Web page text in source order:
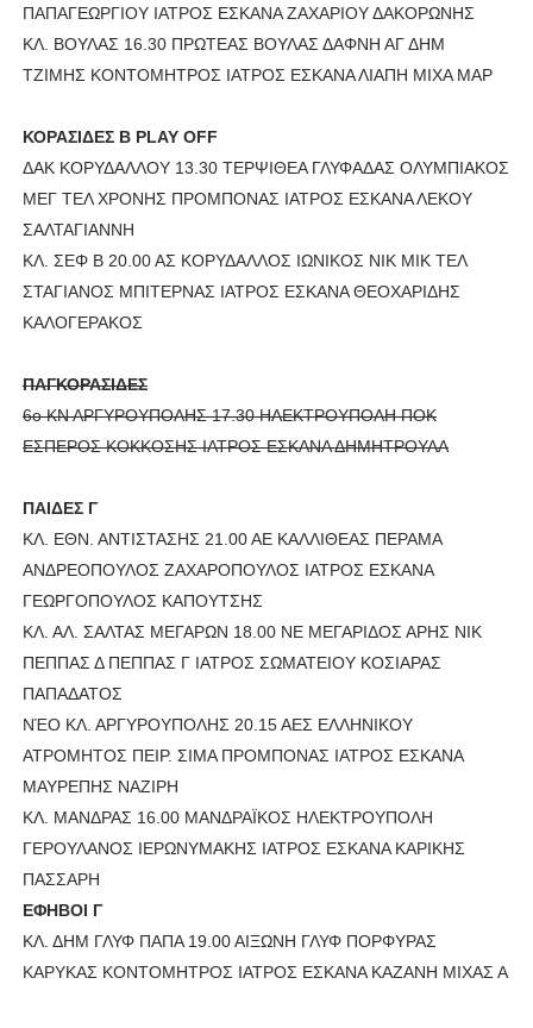
ΠΑΠΑΓΕΩΡΓΙΟΥ ΙΑΤΡΟΣ ΕΣΚΑΝΑ ΖΑΧΑΡΙΟΥ ΔΑΚΟΡΩΝΗΣ
ΚΛ. ΒΟΥΛΑΣ 16.30 ΠΡΩΤΕΑΣ ΒΟΥΛΑΣ ΔΑΦΝΗ ΑΓ ΔΗΜ
ΤΖΙΜΗΣ ΚΟΝΤΟΜΗΤΡΟΣ ΙΑΤΡΟΣ ΕΣΚΑΝΑ ΛΙΑΠΗ ΜΙΧΑ ΜΑΡ
ΚΟΡΑΣΙΔΕΣ Β PLAY OFF
ΔΑΚ ΚΟΡΥΔΑΛΛΟΥ 13.30 ΤΕΡΨΙΘΕΑ ΓΛΥΦΑΔΑΣ ΟΛΥΜΠΙΑΚΟΣ
ΜΕΓ ΤΕΛ ΧΡΟΝΗΣ ΠΡΟΜΠΟΝΑΣ ΙΑΤΡΟΣ ΕΣΚΑΝΑ ΛΕΚΟΥ
ΣΑΛΤΑΓΙΑΝΝΗ
ΚΛ. ΣΕΦ Β 20.00 ΑΣ ΚΟΡΥΔΑΛΛΟΣ ΙΩΝΙΚΟΣ ΝΙΚ ΜΙΚ ΤΕΛ
ΣΤΑΓΙΑΝΟΣ ΜΠΙΤΕΡΝΑΣ ΙΑΤΡΟΣ ΕΣΚΑΝΑ ΘΕΟΧΑΡΙΔΗΣ
ΚΑΛΟΓΕΡΑΚΟΣ
ΠΑΓΚΟΡΑΣΙΔΕΣ
6ο ΚΝ ΑΡΓΥΡΟΥΠΟΛΗΣ 17.30 ΗΛΕΚΤΡΟΥΠΟΛΗ ΠΟΚ
ΕΣΠΕΡΟΣ ΚΟΚΚΟΣΗΣ ΙΑΤΡΟΣ ΕΣΚΑΝΑ ΔΗΜΗΤΡΟΥΛΑ
ΠΑΙΔΕΣ Γ
ΚΛ. ΕΘΝ. ΑΝΤΙΣΤΑΣΗΣ 21.00 ΑΕ ΚΑΛΛΙΘΕΑΣ ΠΕΡΑΜΑ
ΑΝΔΡΕΟΠΟΥΛΟΣ ΖΑΧΑΡΟΠΟΥΛΟΣ ΙΑΤΡΟΣ ΕΣΚΑΝΑ
ΓΕΩΡΓΟΠΟΥΛΟΣ ΚΑΠΟΥΤΣΗΣ
ΚΛ. ΑΛ. ΣΑΛΤΑΣ ΜΕΓΑΡΩΝ 18.00 ΝΕ ΜΕΓΑΡΙΔΟΣ ΑΡΗΣ ΝΙΚ
ΠΕΠΠΑΣ Δ ΠΕΠΠΑΣ Γ ΙΑΤΡΟΣ ΣΩΜΑΤΕΙΟΥ ΚΟΣΙΑΡΑΣ
ΠΑΠΑΔΑΤΟΣ
ΝΈΟ ΚΛ. ΑΡΓΥΡΟΥΠΟΛΗΣ 20.15 ΑΕΣ ΕΛΛΗΝΙΚΟΥ
ΑΤΡΟΜΗΤΟΣ ΠΕΙΡ. ΣΙΜΑ ΠΡΟΜΠΟΝΑΣ ΙΑΤΡΟΣ ΕΣΚΑΝΑ
ΜΑΥΡΕΠΗΣ ΝΑΖΙΡΗ
ΚΛ. ΜΑΝΔΡΑΣ 16.00 ΜΑΝΔΡΑΪΚΟΣ ΗΛΕΚΤΡΟΥΠΟΛΗ
ΓΕΡΟΥΛΑΝΟΣ ΙΕΡΩΝΥΜΑΚΗΣ ΙΑΤΡΟΣ ΕΣΚΑΝΑ ΚΑΡΙΚΗΣ
ΠΑΣΣΑΡΗ
ΕΦΗΒΟΙ Γ
ΚΛ. ΔΗΜ ΓΛΥΦ ΠΑΠΑ 19.00 ΑΙΞΩΝΗ ΓΛΥΦ ΠΟΡΦΥΡΑΣ
ΚΑΡΥΚΑΣ ΚΟΝΤΟΜΗΤΡΟΣ ΙΑΤΡΟΣ ΕΣΚΑΝΑ ΚΑΖΑΝΗ ΜΙΧΑΣ Α